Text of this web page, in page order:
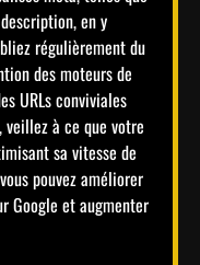
en y
régulièrement du
des moteurs de
URLs conviviales
à ce que votre
sa vitesse de
pouvez améliorer
Google et augmenter